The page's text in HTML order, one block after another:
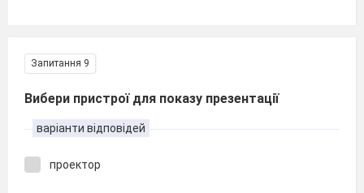
Запитання 9
Вибери пристрої для показу презентації
варіанти відповідей
проектор